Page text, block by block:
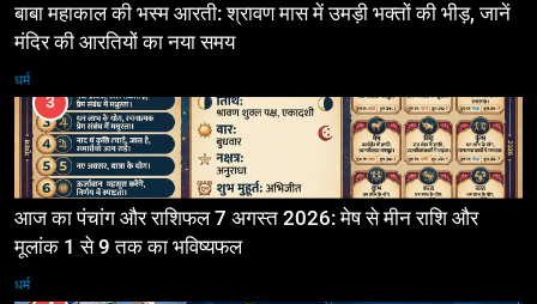
बाबा महाकाल की भस्म आरती: श्रावण मास में उमड़ी भक्तों की भीड़, जानें
मंदिर की आरतियों का नया समय
धर्म
3
आज का पंचांग और राशिफल 7 अगस्त 2026: मेष से मीन राशि और
मूलांक 1 से 9 तक का भविष्यफल
धर्म